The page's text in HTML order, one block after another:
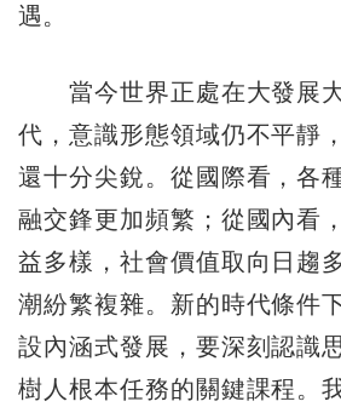
遇。
當今世界正處在大發展
代，意識形態領域仍不平靜
還十分尖銳。從國際看，各
融交鋒更加頻繁；從國內看
益多樣，社會價值取向日趨
潮紛繁複雜。新的時代條件
設內涵式發展，要深刻認識
樹人根本任務的關鍵課程。